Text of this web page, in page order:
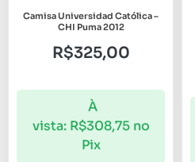
Camisa Universidad Católica –
CHI Puma 2012
R$325,00
À
vista: R$308,75 no
Pix